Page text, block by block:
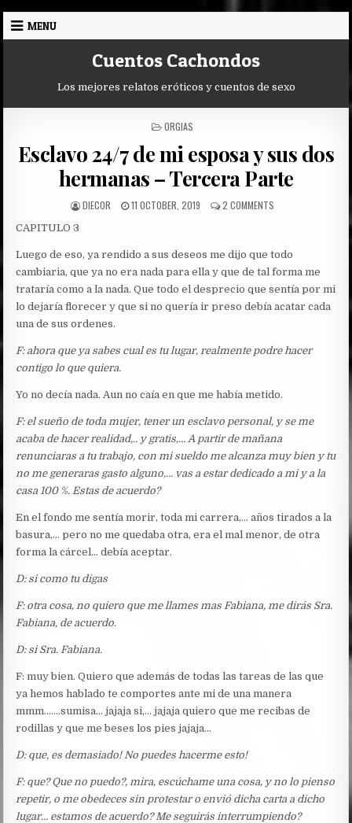
Skip
MENU
Cuentos Cachondos
Los mejores relatos eróticos y cuentos de sexo
POSTED
ORGIAS
Esclavo 24/7 de mi esposa y sus dos
hermanas – Tercera Parte
AUTHOR:
DIECOR
PUBLISHED
11 OCTOBER, 2019 2 COMMENTSON
MI
ESPOSA
Y
DOS
TERCERA
CAPITULO 3
Luego de eso, ya rendido a sus deseos me dijo que todo
cambiaria, que ya no era nada para ella y que de tal forma me
trataría como a la nada. Que todo el desprecio que sentía por mi
lo dejaría florecer y que si no quería ir preso debía acatar cada
una de sus ordenes.
F: ahora que ya sabes cual es tu lugar, realmente podre hacer
contigo lo que quiera.
Yo no decía nada. Aun no caía en que me había metido.
F: el sueño de toda mujer, tener un esclavo personal, y se me
acaba de hacer realidad,.. y gratis,… A partir de mañana
renunciaras a tu trabajo, con mi sueldo me alcanza muy bien y tu
no me generaras gasto alguno,… vas a estar dedicado a mi y a la
casa 100 %. Estas de acuerdo?
En el fondo me sentía morir, toda mi carrera,… años tirados a la
basura,… pero no me quedaba otra, era el mal menor, de otra
forma la cárcel… debía aceptar.
D: si como tu digas
F: otra cosa, no quiero que me llames mas Fabiana, me dirás Sra.
Fabiana, de acuerdo.
D: si Sra. Fabiana.
F: muy bien. Quiero que además de todas las tareas de las que
ya hemos hablado te comportes ante mi de una manera
mmm…….sumisa… jajaja si,… jajaja quiero que me recibas de
rodillas y que me beses los pies jajaja…
D: que, es demasiado! No puedes hacerme esto!
F: que? Que no puedo?, mira, escúchame una cosa, y no lo pienso
repetir, o me obedeces sin protestar o envió dicha carta a dicho
lugar… estamos de acuerdo? Me seguirás interrumpiendo?